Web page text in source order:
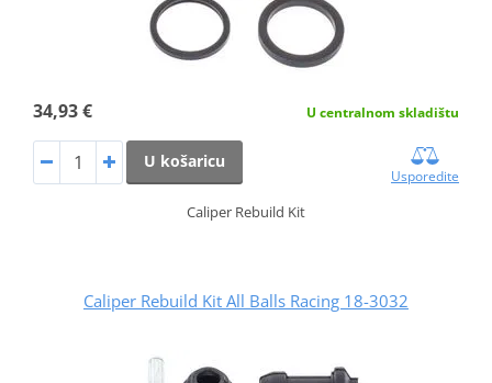
34,93 € U centralnom skladištu
U košaricu
Usporedite
Caliper Rebuild Kit
Caliper Rebuild Kit All Balls Racing 18-3032